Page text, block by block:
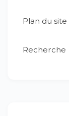
Plan du site
Recherche